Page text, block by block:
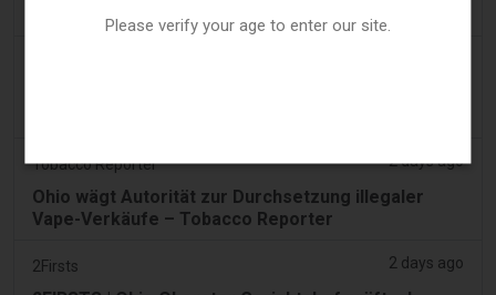
Tobacco Reporter 2 days ago
Ohio wägt Autorität zur Durchsetzung illegaler
Vape-Verkäufe – Tobacco Reporter
2Firsts 2 days ago
Please verify your age to enter our site.